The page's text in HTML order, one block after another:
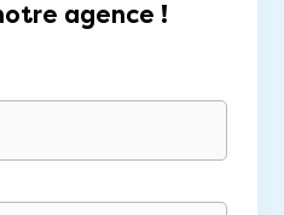
agence !